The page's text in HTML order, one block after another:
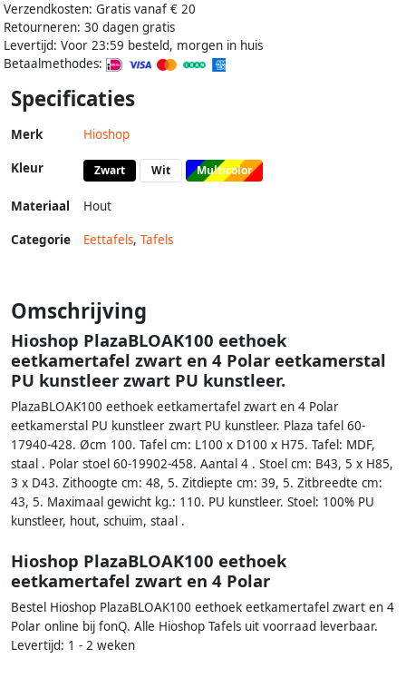
Verzendkosten: Gratis vanaf € 20
Retourneren: 30 dagen gratis
Levertijd: Voor 23:59 besteld, morgen in huis
Betaalmethodes:
Specificaties
Merk Hioshop
Kleur Zwart Wit Multicolor
Materiaal Hout
Categorie Eettafels, Tafels
Omschrijving
Hioshop PlazaBLOAK100 eethoek
eetkamertafel zwart en 4 Polar eetkamerstal
PU kunstleer zwart PU kunstleer.
PlazaBLOAK100 eethoek eetkamertafel zwart en 4 Polar
eetkamerstal PU kunstleer zwart PU kunstleer. Plaza tafel 60-
17940-428. Øcm 100. Tafel cm: L100 x D100 x H75. Tafel: MDF,
staal . Polar stoel 60-19902-458. Aantal 4 . Stoel cm: B43, 5 x H85,
3 x D43. Zithoogte cm: 48, 5. Zitdiepte cm: 39, 5. Zitbreedte cm:
43, 5. Maximaal gewicht kg.: 110. PU kunstleer. Stoel: 100% PU
kunstleer, hout, schuim, staal .
Hioshop PlazaBLOAK100 eethoek
eetkamertafel zwart en 4 Polar
Bestel Hioshop PlazaBLOAK100 eethoek eetkamertafel zwart en 4
Polar online bij fonQ. Alle Hioshop Tafels uit voorraad leverbaar.
Levertijd: 1 - 2 weken